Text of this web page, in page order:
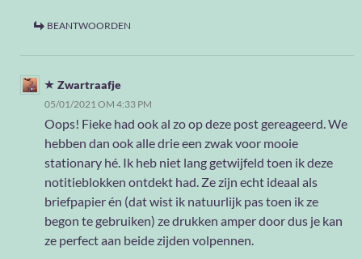
BEANTWOORDEN
Zwartraafje
05/01/2021 OM 4:33 PM
Oops! Fieke had ook al zo op deze post gereageerd. We
hebben dan ook alle drie een zwak voor mooie
stationary hé. Ik heb niet lang getwijfeld toen ik deze
notitieblokken ontdekt had. Ze zijn echt ideaal als
briefpapier én (dat wist ik natuurlijk pas toen ik ze
begon te gebruiken) ze drukken amper door dus je kan
ze perfect aan beide zijden volpennen.